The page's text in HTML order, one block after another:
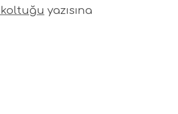
yazısına